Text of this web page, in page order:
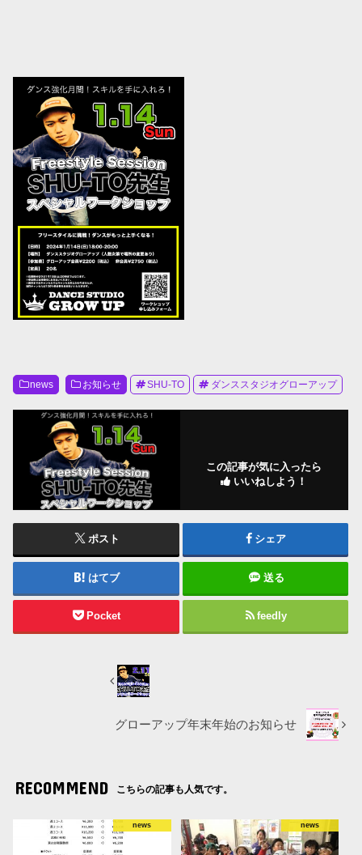
news お知らせ SHU-TO ダンススタジオグローアップ
この記事が気に入ったら
いいねしよう！
ポスト シェア
はてブ 送る
Pocket feedly
グローアップ年末年始のお知らせ
RECOMMEND こちらの記事も人気です。
news news